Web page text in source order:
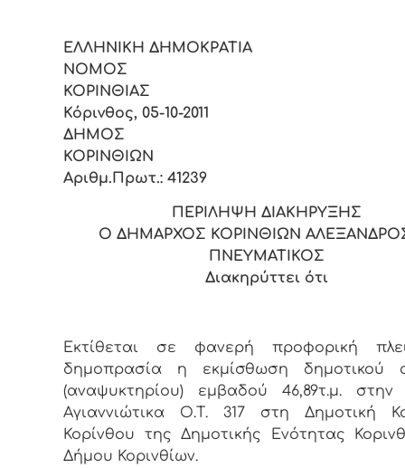
ΕΛΛΗΝΙΚΗ ΔΗΜΟΚΡΑΤΙΑ
ΝΟΜΟΣ
Κόρινθος, 05-10-2011
ΔΗΜΟΣ
Αριθμ.Πρωτ.: 41239
ΠΕΡIΛΗΨΗ ΔIΑΚΗΡΥΞΗΣ
Ο ΔΗΜΑΡΧΟΣ ΚΟΡIΝΘIΩΝ
ΠΝΕΥΜΑΤΙΚΟΣ
Διακηρύττει ότι
Εκτίθεται σε φανερή πρoφoρική
δημoπρασία η εκμίσθωση δημοτικού
(αναψυκτηρίου) εμβαδού 46,89τ.μ. στην
Αγιαννιώτικα Ο.Τ. 317 στη Δημοτική
Κορίνθου της Δημοτικής Ενότητας
Δήμου Κορινθίων.